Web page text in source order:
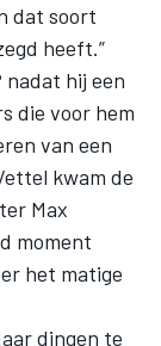
dat soort
heeft.”
nadat hij een
die voor hem
van een
kwam de
Max
moment
het matige
dingen te